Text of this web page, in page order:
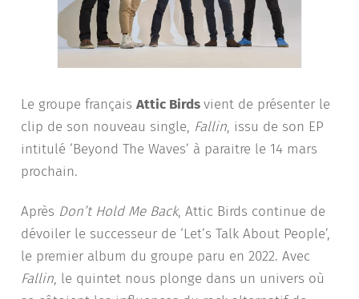
Le groupe français Attic Birdsvient de présenter le
clip de son nouveau single, Fallin, issu de son EP
intitulé ‘Beyond The Waves’ à paraitre le 14 mars
prochain.
Après Don’t Hold Me Back, Attic Birds continue de
dévoiler le successeur de ‘Let’s Talk About People’,
le premier album du groupe paru en 2022. Avec
Fallin, le quintet nous plonge dans un univers où